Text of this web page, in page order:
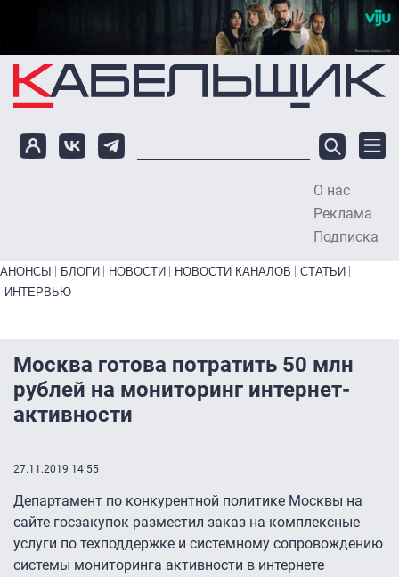
Перейти к основному содержанию
О нас
Реклама
Подписка
Primary links bottom
АНОНСЫ БЛОГИ НОВОСТИ НОВОСТИ КАНАЛОВ
СТАТЬИ
ИНТЕРВЬЮ
Москва готова потратить 50 млн
рублей на мониторинг интернет-
активности
27.11.2019 14:55
Департамент по конкурентной политике Москвы на
сайте госзакупок разместил заказ на комплексные
услуги по техподдержке и системному сопровождению
системы мониторинга активности в интернете